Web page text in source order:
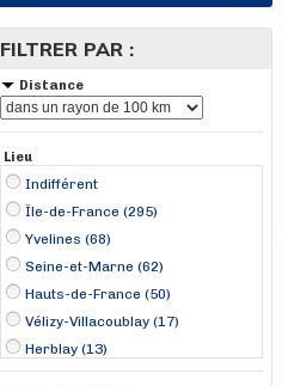
FILTRER PAR :
Distance
Lieu
Indifférent
Île-de-France (295)
Yvelines (68)
Seine-et-Marne (62)
Hauts-de-France (50)
Vélizy-Villacoublay (17)
Herblay (13)
Thiais (11)